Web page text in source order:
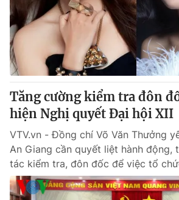
Tăng cường kiểm tra đôn
hiện Nghị quyết Đại hội XII
VTV.vn - Đồng chí Võ Văn Thưởng
An Giang cần quyết liệt hành động,
tác kiểm tra, đôn đốc để việc tổ